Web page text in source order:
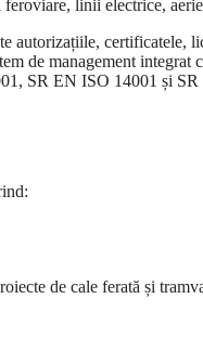
linii electrice,
autorizațiile, certificatele,
de management
SR EN ISO 14001 și
de cale ferată și